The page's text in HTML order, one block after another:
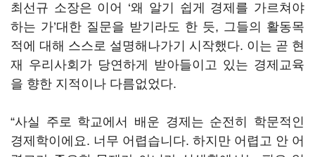
최선규 소장은 이어 ‘왜 알기 쉽게 경제를 가르쳐야
하는 가’대한 질문을 받기라도 한 듯, 그들의 활동목
적에 대해 스스로 설명해나가기 시작했다. 이는 곧 현
재 우리사회가 당연하게 받아들이고 있는 경제교육
을 향한 지적이나 다름없었다.
“사실 주로 학교에서 배운 경제는 순전히 학문적인
경제학이에요. 너무 어렵습니다. 하지만 어렵고 안 어